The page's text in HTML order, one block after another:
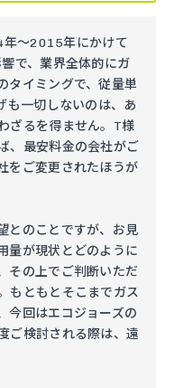
年～2015年にかけて
で、業界全体的にガ
タイミングで、従量単
も一切しないのは、あ
ざるを得ません。T様
、最安料金の会社がご
をご変更されたほうが
とのことですが、お見
量が現状とどのように
その上でご判断いただ
もともとそこまでガス
今回はエコジョーズの
ご検討される際は、遠